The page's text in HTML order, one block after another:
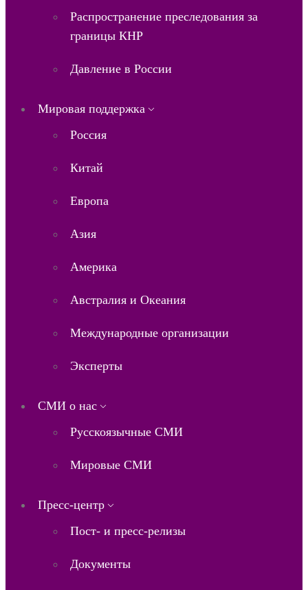
Распространение преследования за
границы КНР
Давление в России
Мировая поддержка
Россия
Китай
Европа
Азия
Америка
Австралия и Океания
Международные организации
Эксперты
СМИ о нас
Русскоязычные СМИ
Мировые СМИ
Пресс-центр
Пост- и пресс-релизы
Документы